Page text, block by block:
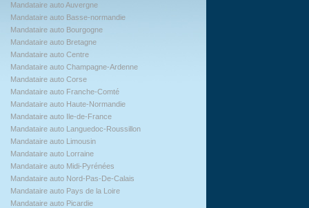
Mandataire auto Auvergne
Mandataire auto Basse-normandie
Mandataire auto Bourgogne
Mandataire auto Bretagne
Mandataire auto Centre
Mandataire auto Champagne-Ardenne
Mandataire auto Corse
Mandataire auto Franche-Comté
Mandataire auto Haute-Normandie
Mandataire auto Ile-de-France
Mandataire auto Languedoc-Roussillon
Mandataire auto Limousin
Mandataire auto Lorraine
Mandataire auto Midi-Pyrénées
Mandataire auto Nord-Pas-De-Calais
Mandataire auto Pays de la Loire
Mandataire auto Picardie